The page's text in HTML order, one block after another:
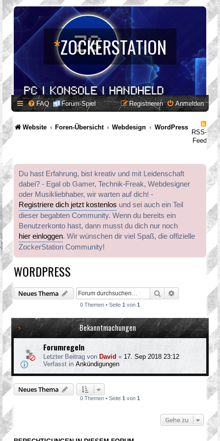
*ZOCKERSTATION
FAQ Forum-Spiel Anmelden
Registrieren
Website Foren-Übersicht Webdesign WordPress
RSS-
Feed
Du hast Erfahrung, bist kreativ und mit Leidenschaft
dabei? - Egal ob Gamer, Technik-Freak, Webdesigner
oder Musikliebhaber, wir warten auf dich! -
Registriere dich jetzt kostenlos und sei auch ein Teil
dieser begabten Community. Wenn du bereits ein
Benutzerkonto hast, dann musst du dich nur noch
hier einloggen. Wir wünschen dir viel Spaß, die offizielle
ZockerStation Community!
WORDPRESS
Neues Thema Suche Erweiterte
0 Themen • Seite 1 von 1
Bekanntmachungen
Forumregeln
Letzter Beitrag von David « 17. Sep 2018 23:12
Verfasst in Ankündigungen
Neues Thema
0 Themen • Seite 1 von 1
Gehe zu